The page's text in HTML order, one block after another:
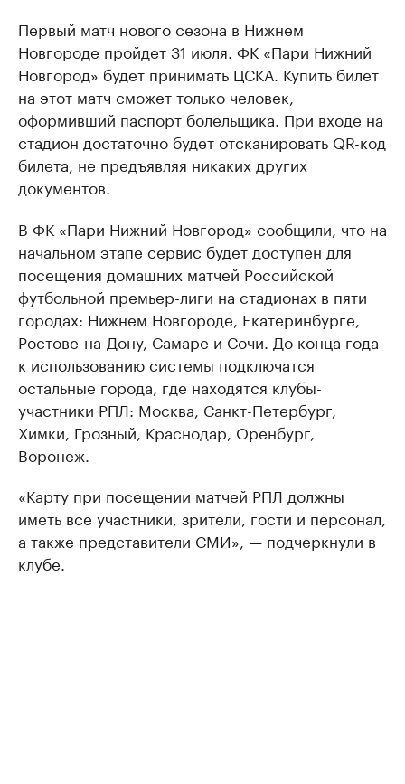
Первый матч нового сезона в Нижнем
Новгороде пройдет 31 июля. ФК «Пари Нижний
Новгород» будет принимать ЦСКА. Купить билет
на этот матч сможет только человек,
оформивший паспорт болельщика. При входе на
стадион достаточно будет отсканировать QR-код
билета, не предъявляя никаких других
документов.
В ФК «Пари Нижний Новгород» сообщили, что на
начальном этапе сервис будет доступен для
посещения домашних матчей Российской
футбольной премьер-лиги на стадионах в пяти
городах: Нижнем Новгороде, Екатеринбурге,
Ростове-на-Дону, Самаре и Сочи. До конца года
к использованию системы подключатся
остальные города, где находятся клубы-
участники РПЛ: Москва, Санкт-Петербург,
Химки, Грозный, Краснодар, Оренбург,
Воронеж.
«Карту при посещении матчей РПЛ должны
иметь все участники, зрители, гости и персонал,
а также представители СМИ», — подчеркнули в
клубе.